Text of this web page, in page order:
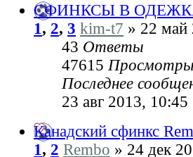
СФИНКСЫ В
1, 2, 3 kim-t7 » 22 май
43 Ответы
47615 Просмотры
Последнее
23 авг 2013, 10:45
Канадский сфинкс
1, 2 Rembo » 24 дек